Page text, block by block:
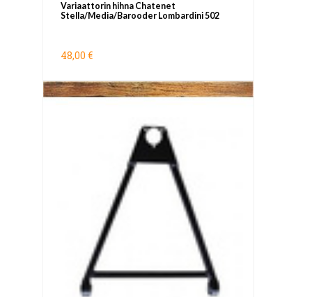
Variaattorin hihna Chatenet
Stella/Media/Barooder Lombardini 502
48,00 €